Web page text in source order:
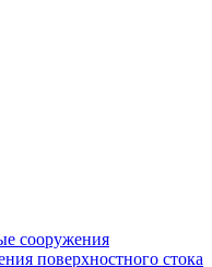
сооружения
поверхностного стока